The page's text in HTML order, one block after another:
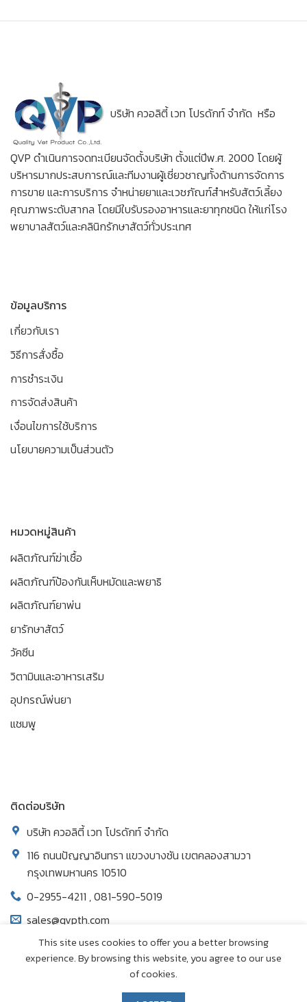
บริษัท ควอลิตี้ เวท โปรดักท์ จำกัด หรือ
QVP ดำเนินการจดทะเบียนจัดตั้งบริษัท ตั้งแต่ปีพ.ศ. 2000 โดยผู้
บริหารมากประสบการณ์และทีมงานผู้เชี่ยวชาญทั้งด้านการจัดการ
การขาย และการบริการ จำหน่ายยาและเวชภัณฑ์สำหรับสัตว์เลี้ยง
คุณภาพระดับสากล โดยมีใบรับรองอาหารและยาทุกชนิด ให้แก่โรง
พยาบาลสัตว์และคลินิกรักษาสัตว์ทั่วประเทศ
ข้อมูลบริการ
เกี่ยวกับเรา
วิธีการสั่งซื้อ
การชำระเงิน
การจัดส่งสินค้า
เงื่อนไขการใช้บริการ
นโยบายความเป็นส่วนตัว
หมวดหมู่สินค้า
ผลิตภัณฑ์ฆ่าเชื้อ
ผลิตภัณฑ์ป้องกันเห็บหมัดและพยาธิ
ผลิตภัณฑ์ยาพ่น
ยารักษาสัตว์
วัคซีน
วิตามินและอาหารเสริม
อุปกรณ์พ่นยา
แชมพู
ติดต่อบริษัท
บริษัท ควอลิตี้ เวท โปรดักท์ จำกัด
116 ถนนปัญญาอินทรา แขวงบางชัน เขตคลองสามวา
กรุงเทพมหานคร 10510
0-2955-4211 , 081-590-5019
sales@qvpth.com
This site uses cookies to offer you a better browsing
experience. By browsing this website, you agree to our use
of cookies.